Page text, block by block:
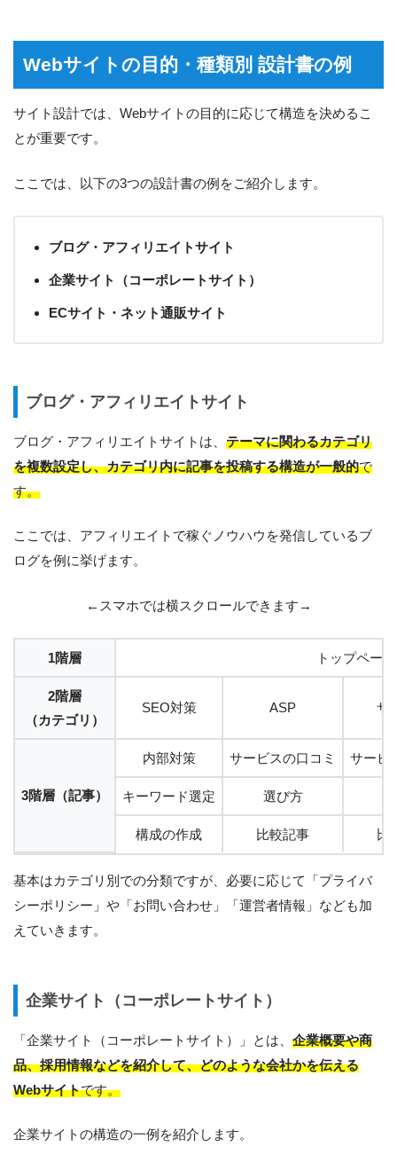
Webサイトの目的・種類別 設計書の例
サイト設計では、Webサイトの目的に応じて構造を決めるこ
とが重要です。
ここでは、以下の3つの設計書の例をご紹介します。
ブログ・アフィリエイトサイト
企業サイト（コーポレートサイト）
ECサイト・ネット通販サイト
ブログ・アフィリエイトサイト
ブログ・アフィリエイトサイトは、 テーマに関わるカテゴリ
を複数設定し、カテゴリ内に記事を投稿する構造が一般的で
す。
ここでは、アフィリエイトで稼ぐノウハウを発信しているブ
ログを例に挙げます。
←スマホでは横スクロールできます→
1階層 トップページ
2階層
（カテゴリ）
SEO対策 ASP サ
3階層（記事）
内部対策 サービスの口コミ サービ
キーワード選定 選び方
構成の作成 比較記事 比
基本はカテゴリ別での分類ですが、必要に応じて「プライバ
シーポリシー」や「お問い合わせ」「運営者情報」なども加
えていきます。
企業サイト（コーポレートサイト）
「企業サイト（コーポレートサイト）」とは、 企業概要や商
品、採用情報などを紹介して、どのような会社かを伝える
Webサイトです。
企業サイトの構造の一例を紹介します。